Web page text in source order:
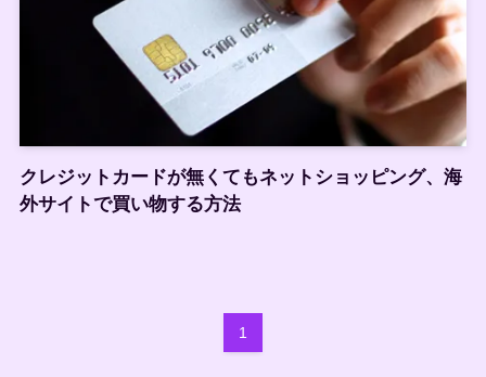
クレジットカードが無くてもネットショッピング、海
外サイトで買い物する方法
1